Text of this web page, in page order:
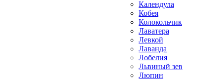
Календула
Кобея
Колокольчик
Лаватера
Левкой
Лаванда
Лобелия
Львиный зев
Люпин